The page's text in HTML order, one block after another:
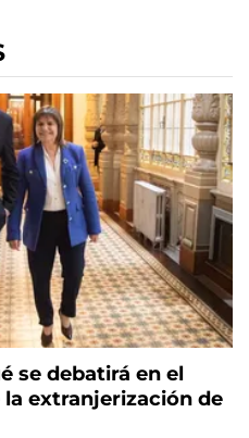
se debatirá en el
la extranjerización de